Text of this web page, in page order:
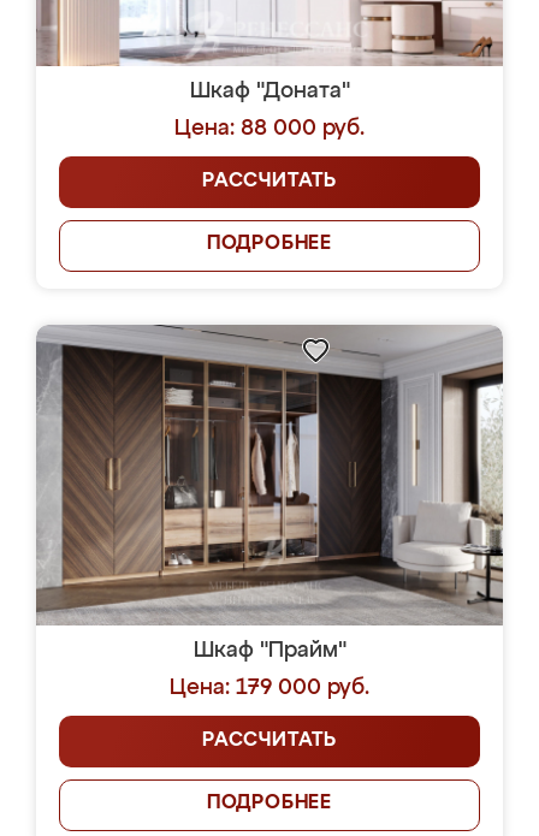
Шкаф "Доната"
Цена: 88 000 руб.
РАССЧИТАТЬ
ПОДРОБНЕЕ
Шкаф "Прайм"
Цена: 179 000 руб.
РАССЧИТАТЬ
ПОДРОБНЕЕ